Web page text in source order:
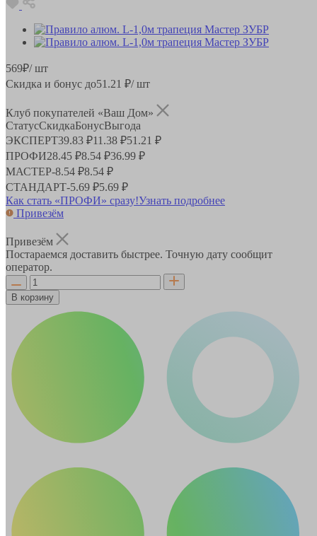
569₽/ шт
Скидка и бонус до51.21 ₽/ шт
Клуб покупателей «Ваш Дом»
СтатусСкидкаБонусВыгода
ЭКСПЕРТ39.83 ₽11.38 ₽51.21 ₽
ПРОФИ28.45 ₽8.54 ₽36.99 ₽
МАСТЕР-8.54 ₽8.54 ₽
СТАНДАРТ-5.69 ₽5.69 ₽
Как стать «ПРОФИ» сразу!Узнать подробнее
Привезём
Привезём
Постараемся доставить быстрее. Точную дату сообщит
оператор.
В корзину